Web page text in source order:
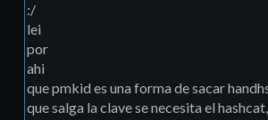
:/
lei
por
ahi
que pmkid es una forma de sacar
que salga la clave se necesita el